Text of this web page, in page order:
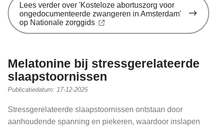
Lees verderover 'Kosteloze abortuszorg voor
ongedocumenteerde zwangeren in Amsterdam'
op Nationale zorggids
Melatonine bij stressgerelateerde
slaapstoornissen
Publicatiedatum: 17-12-2025
Stressgerelateerde slaapstoornissen ontstaan door
aanhoudende spanning en piekeren, waardoor inslapen